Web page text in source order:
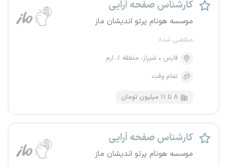
کارشناس صفحه آرایی
موسسه هونام پرتو اندیشان ماز
منقضی شده
فارس
شیراز، منطقه ۱، ارم
تمام وقت
۸ تا ۱۱ میلیون تومان
کارشناس صفحه آرایی
موسسه هونام پرتو اندیشان ماز